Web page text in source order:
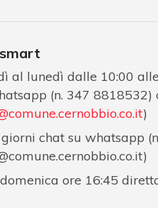
al lunedì dalle 10:00
(n. 347 8818532)
)
chat su whatsapp
)
ore 16:45